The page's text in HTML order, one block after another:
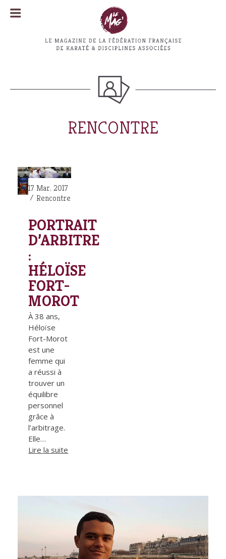
RENCONTRE
17 Mar. 2017
Rencontre
PORTRAIT
D’ARBITRE
:
HÉLOÏSE
FORT-
MOROT
À 38 ans,
Héloïse
Fort-Morot
est une
femme qui
a réussi à
trouver un
équilibre
personnel
grâce à
l’arbitrage.
Elle…
Lire la suite